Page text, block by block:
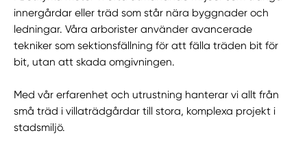
innergårdar eller träd som står nära byggnader och
ledningar. Våra arborister använder avancerade
tekniker som sektionsfällning för att fälla träden bit för
bit, utan att skada omgivningen.
Med vår erfarenhet och utrustning hanterar vi allt från
små träd i villaträdgårdar till stora, komplexa projekt i
stadsmiljö.